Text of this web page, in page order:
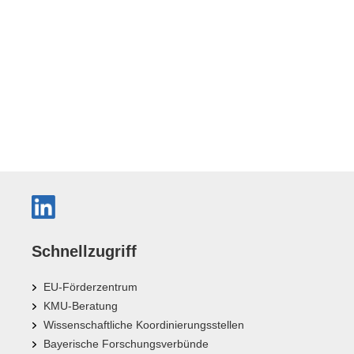
Schnellzugriff
EU-Förderzentrum
KMU-Beratung
Wissenschaftliche Koordinierungsstellen
Bayerische Forschungsverbünde